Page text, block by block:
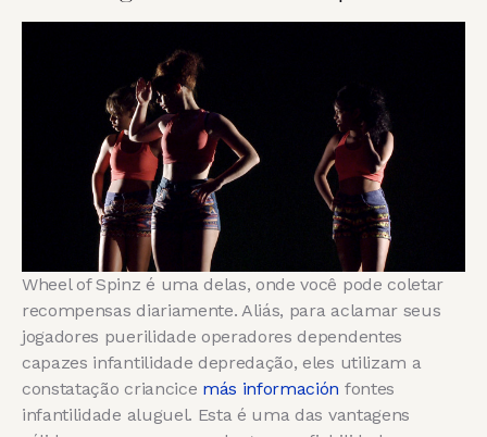
Wheel of Spinz é uma delas, onde você pode coletar
recompensas diariamente. Aliás, para aclamar seus
jogadores puerilidade operadores dependentes
capazes infantilidade depredação, eles utilizam a
constatação criancice más información fontes
infantilidade aluguel. Esta é uma das vantagens